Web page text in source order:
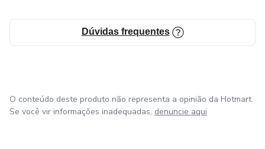
Dúvidas frequentes
O conteúdo deste produto não representa a opinião da Hotmart.
Se você vir informações inadequadas, denuncie aqui